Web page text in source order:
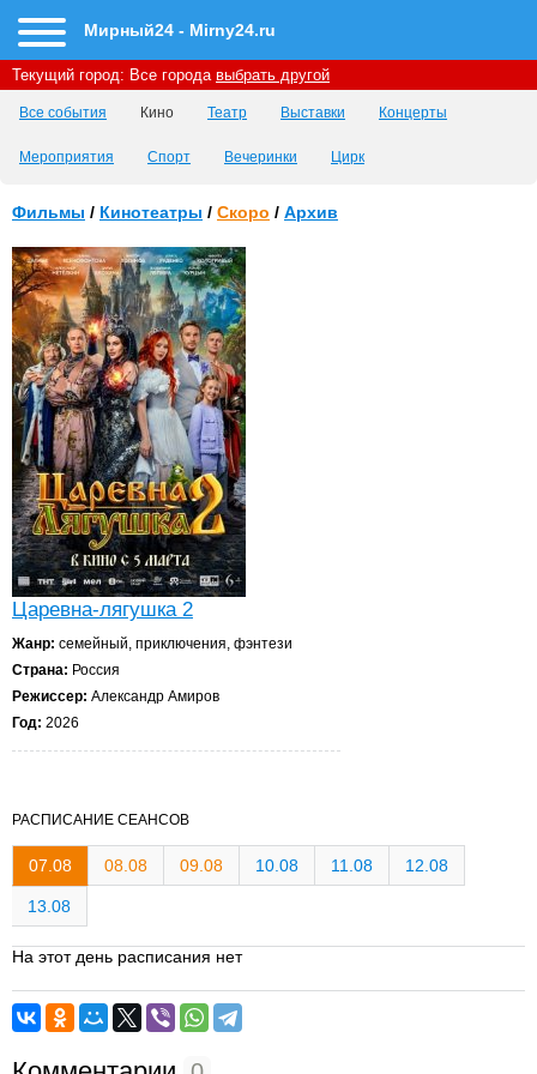
Мирный24 - Mirny24.ru
Текущий город: Все города выбрать другой
Все события Кино Театр Выставки Концерты
Мероприятия Спорт Вечеринки Цирк
Фильмы / Кинотеатры / Скоро / Архив
Царевна-лягушка 2
Жанр: семейный, приключения, фэнтези
Страна: Россия
Режиссер: Александр Амиров
Год: 2026
РАСПИСАНИЕ СЕАНСОВ
07.08 08.08 09.08 10.08 11.08 12.08
13.08
На этот день расписания нет